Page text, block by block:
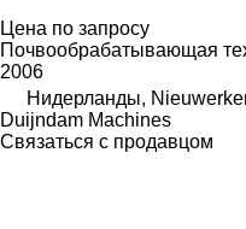
Цена по запросу
Почвообрабатывающая
2006
Нидерланды,
Duijndam Machines
Связаться с продавцом